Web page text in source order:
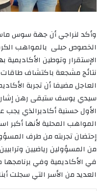
وأكد لنراجي أن جهة سوس
الخصوص حبلى بالمواهب
الإستقرار وتوطين
نتائج مشجعة باكتشاف
العاجل مضيفا أن تجربة
سيدي يوسف ستبقى رهن
الأول حسنية أكاديرالذي يجب
المواهب المحلية لأنها أكبر
إحتضان تجربته من طرف
من المسؤولين رياضيين
في الأكاديمية وفي
العديد من الأسر التي سجلت